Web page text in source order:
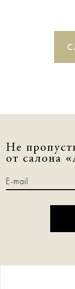
Не
от салона